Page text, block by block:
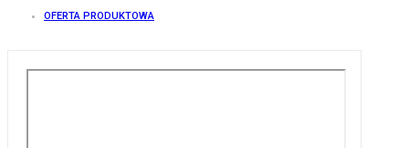
OFERTA PRODUKTOWA